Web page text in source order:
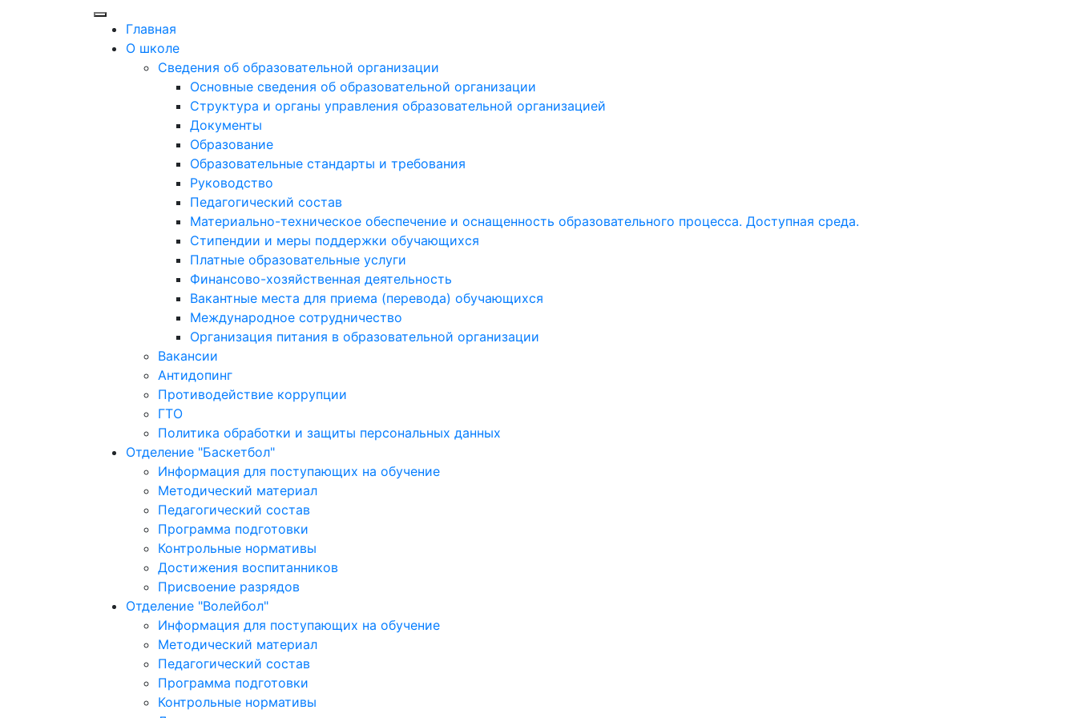
Главная
О школе
Сведения об образовательной организации
Основные сведения об образовательной организации
Структура и органы управления образовательной организацией
Документы
Образование
Образовательные стандарты и требования
Руководство
Педагогический состав
Материально-техническое обеспечение и оснащенность образовательного процесса. Доступная среда.
Стипендии и меры поддержки обучающихся
Платные образовательные услуги
Финансово-хозяйственная деятельность
Вакантные места для приема (перевода) обучающихся
Международное сотрудничество
Организация питания в образовательной организации
Вакансии
Антидопинг
Противодействие коррупции
ГТО
Политика обработки и защиты персональных данных
Отделение "Баскетбол"
Информация для поступающих на обучение
Методический материал
Педагогический состав
Программа подготовки
Контрольные нормативы
Достижения воспитанников
Присвоение разрядов
Отделение "Волейбол"
Информация для поступающих на обучение
Методический материал
Педагогический состав
Программа подготовки
Контрольные нормативы